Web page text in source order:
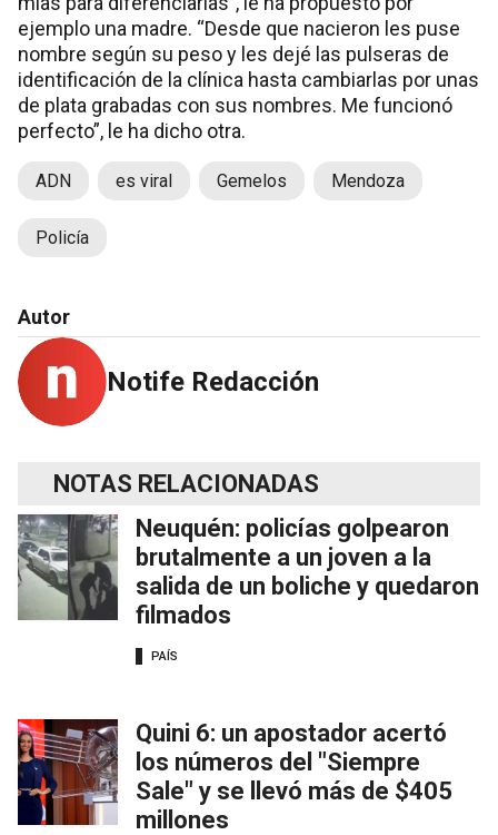
ejemplo una madre. “Desde que nacieron les puse
nombre según su peso y les dejé las pulseras de
identificación de la clínica hasta cambiarlas por unas
de plata grabadas con sus nombres. Me funcionó
perfecto”, le ha dicho otra.
ADN es viral Gemelos Mendoza
Policía
Autor
Notife Redacción
NOTAS RELACIONADAS
Neuquén: policías golpearon
brutalmente a un joven a la
salida de un boliche y quedaron
filmados
PAÍS
Quini 6: un apostador acertó
los números del "Siempre
Sale" y se llevó más de $405
millones